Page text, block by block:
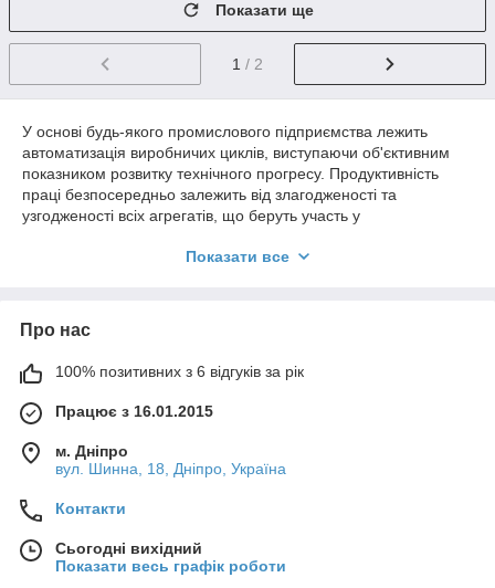
Показати ще
1 / 2
У основі будь-якого промислового підприємства лежить
автоматизація виробничих циклів, виступаючи об'єктивним
показником розвитку технічного прогресу. Продуктивність
праці безпосередньо залежить від злагодженості та
узгодженості всіх агрегатів, що беруть участь у
найважливішою складовою більшості промислових
транспортування сировини, напівфабрикатів та кінцевої
продукції.
Конвеєрні стрічки - це робочий орган стрічкових
полотном, виконаним з високоміцних сортів гуми. Крім
покликана відрізнятися не тільки міцністю на розрив, але й
здатністю стійко протистояти тертю, розтягуванню та іншим
зовнішнім постійним та змінним навантаженням.
Показати все
Про нас
100% позитивних з 6 відгуків за рік
Працює з 16.01.2015
м. Дніпро
вул. Шинна, 18, Дніпро, Україна
Контакти
Сьогодні вихідний
Показати весь графік роботи